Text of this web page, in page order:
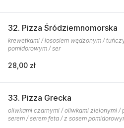
32. Pizza Śródziemnomorska
krewetkami / łososiem wędzonym /
pomidorowym / ser
28,00 zł
33. Pizza Grecka
oliwkami czarnymi / oliwkami zielonymi /
serem / serem feta / z sosem